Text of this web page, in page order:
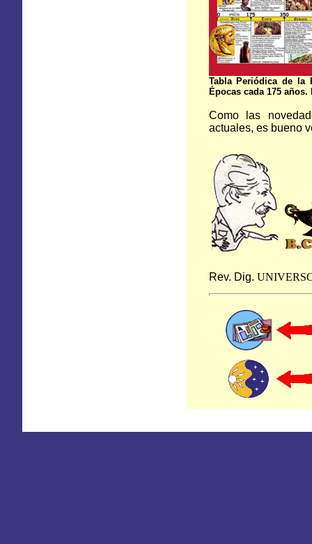
Tabla Periódica de
la
Épocas cada 175
Como las
actuales, es bueno
Rev. Dig.